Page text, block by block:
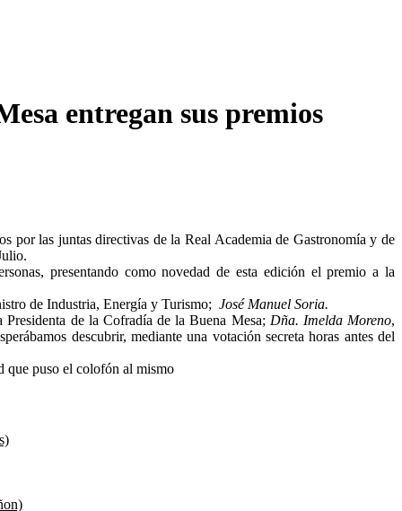
entregan sus premios
por las juntas directivas de la Real Academia de Gastronomía y de
presentando como novedad de esta edición el premio a la
de Industria, Energía y Turismo; José Manuel Soria.
de la Cofradía de la Buena Mesa; Dña. Imelda Moreno,
descubrir, mediante una votación secreta horas antes del
puso el colofón al mismo